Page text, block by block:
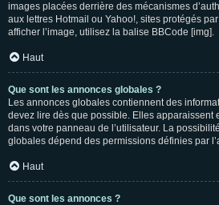
images placées derrière des mécanismes
aux lettres Hotmail ou Yahoo!, sites protégés
afficher l’image, utilisez la balise BBCode [img].
Haut
Que sont les annonces globales ?
Les annonces globales contiennent des
devez lire dès que possible. Elles apparaissent
dans votre panneau de l’utilisateur. La
globales dépend des permissions définies par
Haut
Que sont les annonces ?